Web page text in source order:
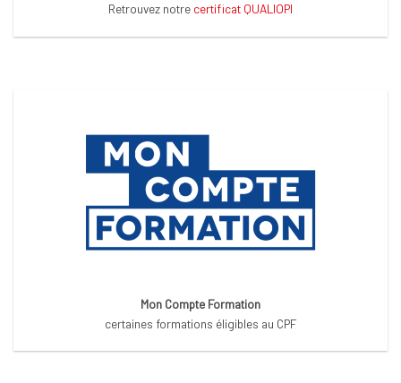
Retrouvez notre certificat QUALIOPI
Mon Compte Formation
certaines formations éligibles au CPF